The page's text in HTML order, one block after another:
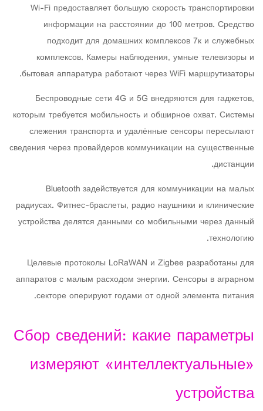
Wi-Fi предоставляет большую скорость транспортировки
информации на расстоянии до 100 метров. Средство
подходит для домашних комплексов 7к и служебных
комплексов. Камеры наблюдения, умные телевизоры и
бытовая аппаратура работают через WiFi маршрутизаторы.
Беспроводные сети 4G и 5G внедряются для гаджетов,
которым требуется мобильность и обширное охват. Системы
слежения транспорта и удалённые сенсоры пересылают
сведения через провайдеров коммуникации на существенные
дистанции.
Bluetooth задействуется для коммуникации на малых
радиусах. Фитнес-браслеты, радио наушники и клинические
устройства делятся данными со мобильными через данный
технологию.
Целевые протоколы LoRaWAN и Zigbee разработаны для
аппаратов с малым расходом энергии. Сенсоры в аграрном
секторе оперируют годами от одной элемента питания.
Сбор сведений: какие параметры
измеряют «интеллектуальные»
устройства